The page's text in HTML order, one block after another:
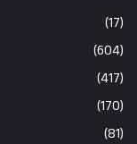
(17)
(604)
(417)
(170)
(81)